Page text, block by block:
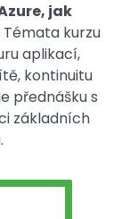
jak
Témata kurzu
aplikací,
kontinuitu
přednášku s
základních